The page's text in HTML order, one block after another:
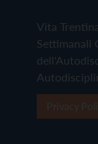
Vita
Settimanali